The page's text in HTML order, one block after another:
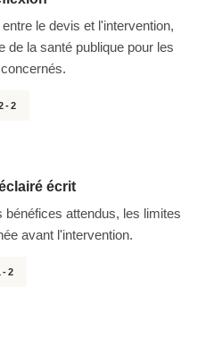
le devis et l'intervention,
de la santé publique pour les
2
écrit
bénéfices attendus, les limites
avant l'intervention.
2